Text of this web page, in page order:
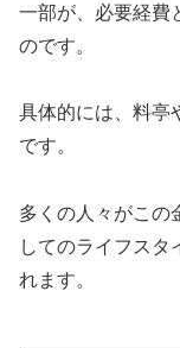
一部が、必要経費
のです。
具体的には、料亭
です。
多くの人々がこの
してのライフスタ
れます。